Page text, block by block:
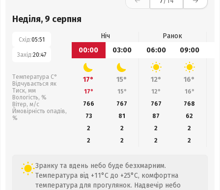
Неділя, 9 серпня
Схід:05:51
Захід:20:47
Температура С°
Відчувається як
Тиск, мм
Вологість, %
Вітер, м/с
Ймовірність опадів,
%
Ніч
Ранок
00:00
03:00 06:00 09:00
17° 15° 12° 16°
17° 15° 12° 16°
766
767 767 768
73
81 87 62
2
2 2
2
2
2 2 2
Зранку та вдень небо буде безхмарним.
Температура від +11°C до +25°C, комфортна
температура для прогулянок. Надвечір небо